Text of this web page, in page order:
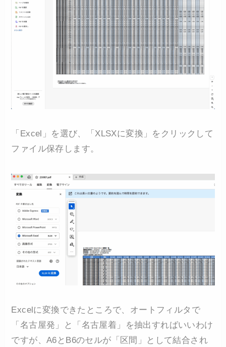
「Excel」を選び、「XLSXに変換」をクリックして
ファイル保存します。
Excelに変換できたところで、オートフィルタで
「名古屋発」と「名古屋着」を抽出すればいいわけ
ですが、A6とB6のセルが「区間」として結合され